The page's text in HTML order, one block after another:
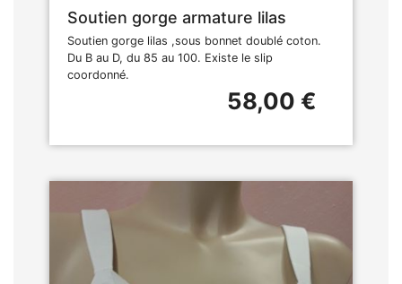
Soutien gorge armature lilas
Soutien gorge lilas ,sous bonnet doublé coton.
Du B au D, du 85 au 100. Existe le slip
coordonné.
58,00 €